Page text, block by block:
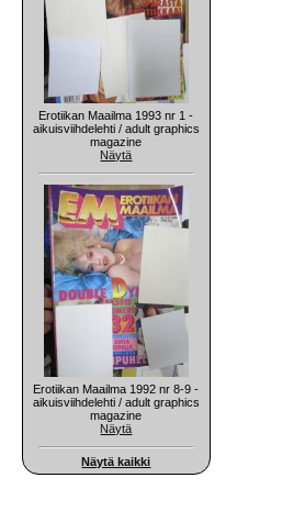
Erotiikan Maailma 1993 nr 1 -
aikuisviihdelehti / adult graphics
magazine
Näytä
Erotiikan Maailma 1992 nr 8-9 -
aikuisviihdelehti / adult graphics
magazine
Näytä
Näytä kaikki